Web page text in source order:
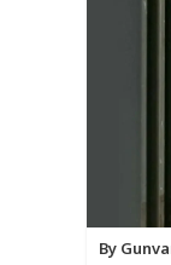
By